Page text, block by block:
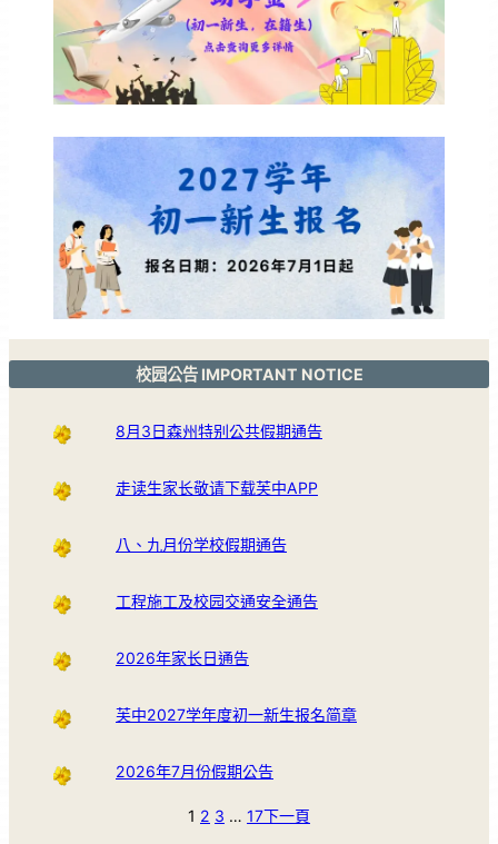
校园公告 IMPORTANT NOTICE
8月3日森州特别公共假期通告
走读生家长敬请下载芙中APP
八、九月份学校假期通告
工程施工及校园交通安全通告
2026年家长日通告
芙中2027学年度初一新生报名简章
2026年7月份假期公告
1 2 3 … 17下一頁